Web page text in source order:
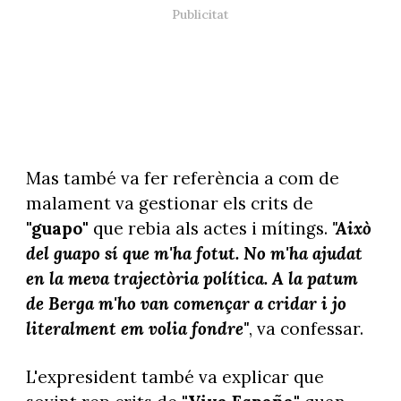
Mas també va fer referència a com de
malament va gestionar els crits de
"guapo" que rebia als actes i mítings. "Això
del guapo sí que m'ha fotut. No m'ha ajudat
en la meva trajectòria política. A la patum
de Berga m'ho van començar a cridar i jo
literalment em volia fondre", va confessar.
L'expresident també va explicar que